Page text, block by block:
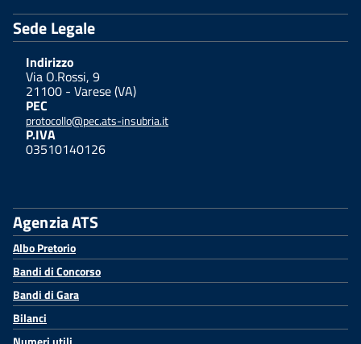
Sede Legale
Indirizzo
Via O.Rossi, 9
21100 - Varese (VA)
PEC
protocollo@pec.ats-insubria.it
P.IVA
03510140126
Agenzia ATS
Albo Pretorio
Bandi di Concorso
Bandi di Gara
Bilanci